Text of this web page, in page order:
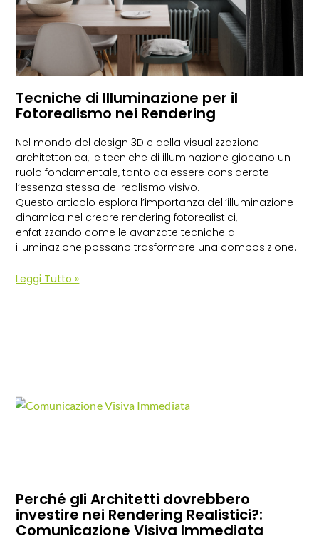
Tecniche di Illuminazione per il
Fotorealismo nei Rendering
Nel mondo del design 3D e della visualizzazione
architettonica, le tecniche di illuminazione giocano un
ruolo fondamentale, tanto da essere considerate
l’essenza stessa del realismo visivo.
Questo articolo esplora l’importanza dell’illuminazione
dinamica nel creare rendering fotorealistici,
enfatizzando come le avanzate tecniche di
illuminazione possano trasformare una composizione.
Leggi Tutto »
Perché gli Architetti dovrebbero
investire nei Rendering Realistici?:
Comunicazione Visiva Immediata